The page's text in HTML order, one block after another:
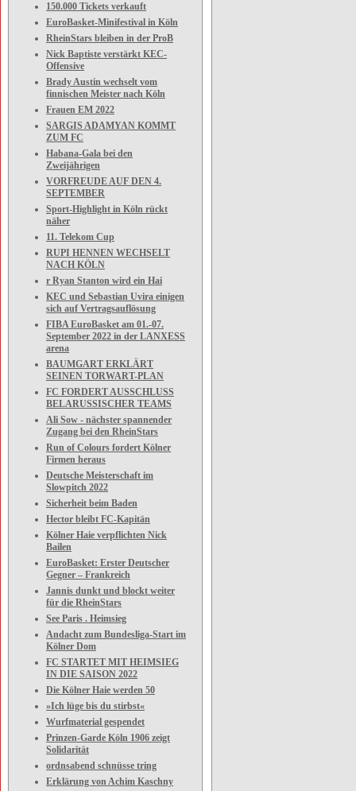
150.000 Tickets verkauft
EuroBasket-Minifestival in Köln
RheinStars bleiben in der ProB
Nick Baptiste verstärkt KEC-
Offensive
Brady Austin wechselt vom
finnischen Meister nach Köln
Frauen EM 2022
SARGIS ADAMYAN KOMMT
ZUM FC
Habana-Gala bei den
Zweijährigen
VORFREUDE AUF DEN 4.
SEPTEMBER
Sport-Highlight in Köln rückt
näher
11. Telekom Cup
RUPI HENNEN WECHSELT
NACH KÖLN
r Ryan Stanton wird ein Hai
KEC und Sebastian Uvira einigen
sich auf Vertragsauflösung
FIBA EuroBasket am 01.-07.
September 2022 in der LANXESS
arena
BAUMGART ERKLÄRT
SEINEN TORWART-PLAN
FC FORDERT AUSSCHLUSS
BELARUSSISCHER TEAMS
Ali Sow - nächster spannender
Zugang bei den RheinStars
Run of Colours fordert Kölner
Firmen heraus
Deutsche Meisterschaft im
Slowpitch 2022
Sicherheit beim Baden
Hector bleibt FC-Kapitän
Kölner Haie verpflichten Nick
Bailen
EuroBasket: Erster Deutscher
Gegner – Frankreich
Jannis dunkt und blockt weiter
für die RheinStars
See Paris . Heimsieg
Andacht zum Bundesliga-Start im
Kölner Dom
FC STARTET MIT HEIMSIEG
IN DIE SAISON 2022
Die Kölner Haie werden 50
»Ich lüge bis du stirbst«
Wurfmaterial gespendet
Prinzen-Garde Köln 1906 zeigt
Solidarität
ordnsabend schnüsse tring
Erklärung von Achim Kaschny